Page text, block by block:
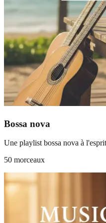
Bossa nova
Une playlist bossa nova à
50 morceaux